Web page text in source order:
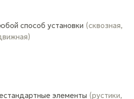
способ установки (сквозная,
элементы (рустики,